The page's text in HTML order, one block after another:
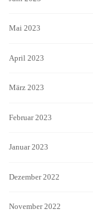
Mai 2023
April 2023
März 2023
Februar 2023
Januar 2023
Dezember 2022
November 2022